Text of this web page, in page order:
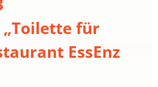
für
EssEnz